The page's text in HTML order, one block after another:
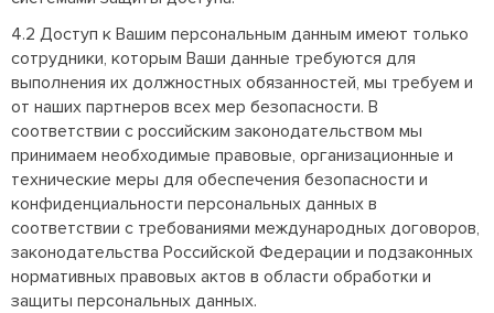
4.2 Доступ к Вашим персональным данным имеют только
сотрудники, которым Ваши данные требуются для
выполнения их должностных обязанностей, мы требуем и
от наших партнеров всех мер безопасности. В
соответствии с российским законодательством мы
принимаем необходимые правовые, организационные и
технические меры для обеспечения безопасности и
конфиденциальности персональных данных в
соответствии с требованиями международных договоров,
законодательства Российской Федерации и подзаконных
нормативных правовых актов в области обработки и
защиты персональных данных.